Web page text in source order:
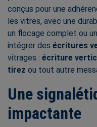
conçus pour une
les vitres, avec une
un flocage complet ou
intégrer des écritures
vitrages : écriture
tirez ou tout autre
Une
impactante